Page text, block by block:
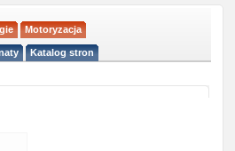
Motoryzacja
Katalog stron